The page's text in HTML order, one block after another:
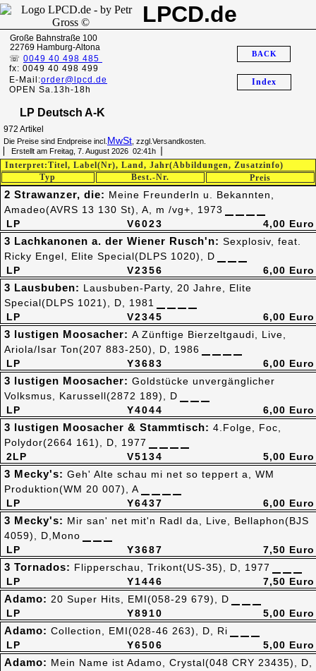
LPCD.de
Große Bahnstraße 100
22769 Hamburg-Altona
☏ 0049 40 498 485
fx: 0049 40 498 499
E-Mail:order@lpcd.de
OPEN Sa.13h-18h
Index
BACK
LP Deutsch A-K
972 Artikel
Die Preise sind Endpreise incl. MwSt , zzgl.Versandkosten.
▏ Erstellt am Freitag, 7. August 2026 02:41h▕
Best.-Nr.
Typ
Interpret:Titel, Label(Nr), Land, Jahr(Abbildungen, Zusatzinfo)
Preis
V6023
LP
2 Strawanzer, die: Meine Freunderln u. Bekannten,
Amadeo(AVRS 13 130 St), A, m /vg+, 1973
4,00 Euro
V2356
LP
3 Lachkanonen a. der Wiener Rusch'n: Sexplosiv, feat.
Ricky Engel, Elite Special(DLPS 1020), D
6,00 Euro
V2345
LP
3 Lausbuben: Lausbuben-Party, 20 Jahre, Elite
Special(DLPS 1021), D, 1981
6,00 Euro
Y3683
LP
3 lustigen Moosacher: A Zünftige Bierzeltgaudi, Live,
Ariola/Isar Ton(207 883-250), D, 1986
6,00 Euro
Y4044
LP
3 lustigen Moosacher: Goldstücke unvergänglicher
Volksmus, Karussell(2872 189), D
6,00 Euro
V5134
2LP
3 lustigen Moosacher & Stammtisch: 4.Folge, Foc,
Polydor(2664 161), D, 1977
5,00 Euro
Y6437
LP
3 Mecky's: Geh' Alte schau mi net so teppert a, WM
Produktion(WM 20 007), A
6,00 Euro
Y3687
LP
3 Mecky's: Mir san' net mit'n Radl da, Live, Bellaphon(BJS
4059), D,Mono
7,50 Euro
Y1446
LP
3 Tornados: Flipperschau, Trikont(US-35), D, 1977
7,50 Euro
Y8910
LP
Adamo: 20 Super Hits, EMI(058-29 679), D
5,00 Euro
Y6506
LP
Adamo: Collection, EMI(028-46 263), D, Ri
5,00 Euro
Adamo: Mein Name ist Adamo, Crystal(048 CRY 23435), D,